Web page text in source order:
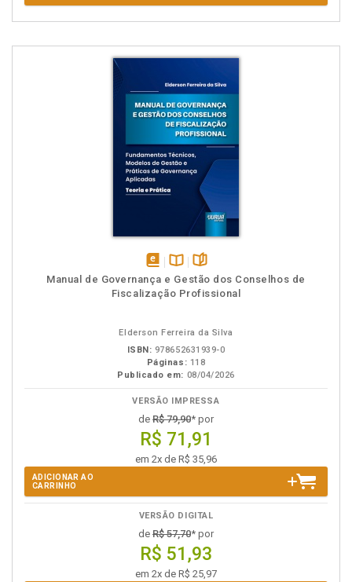
disponível
em
Disponível
na
páginas
Manual de Governança e Gestão dos Conselhos de
Fiscalização Profissional
Elderson Ferreira da Silva
ISBN: 978652631939-0
Páginas: 118
Publicado em: 08/04/2026
VERSÃO IMPRESSA
de R$ 79,90* por
R$ 71,91
em 2x de R$ 35,96
ADICIONAR AO
CARRINHO
VERSÃO DIGITAL
de R$ 57,70* por
R$ 51,93
em 2x de R$ 25,97